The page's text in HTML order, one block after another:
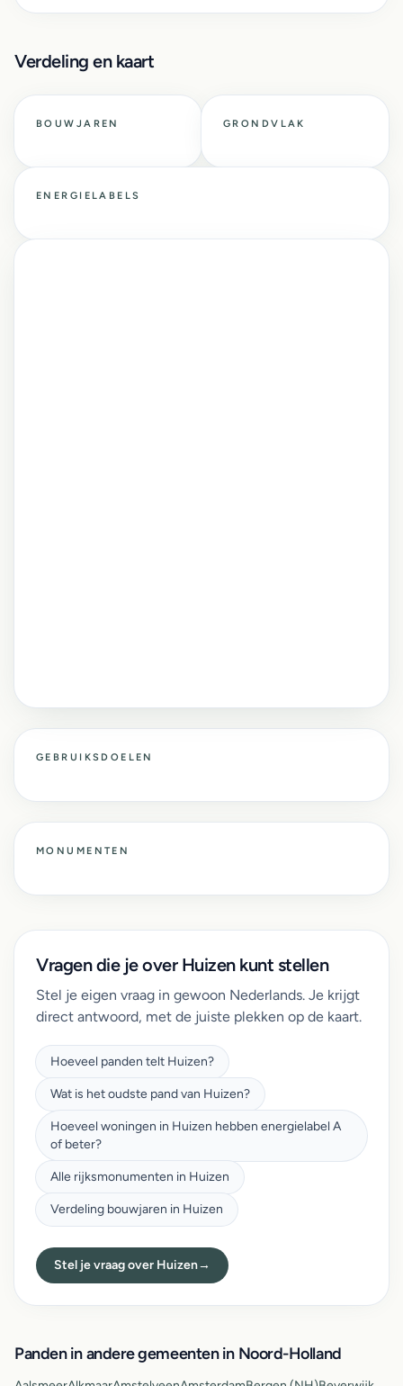
Verdeling en kaart
BOUWJAREN GRONDVLAK
ENERGIELABELS
GEBRUIKSDOELEN
MONUMENTEN
Vragen die je over Huizen kunt stellen
Stel je eigen vraag in gewoon Nederlands. Je krijgt
direct antwoord, met de juiste plekken op de kaart.
Hoeveel panden telt Huizen?
Wat is het oudste pand van Huizen?
Hoeveel woningen in Huizen hebben energielabel A
of beter?
Alle rijksmonumenten in Huizen
Verdeling bouwjaren in Huizen
Stel je vraag over Huizen→
Panden in andere gemeenten in Noord-Holland